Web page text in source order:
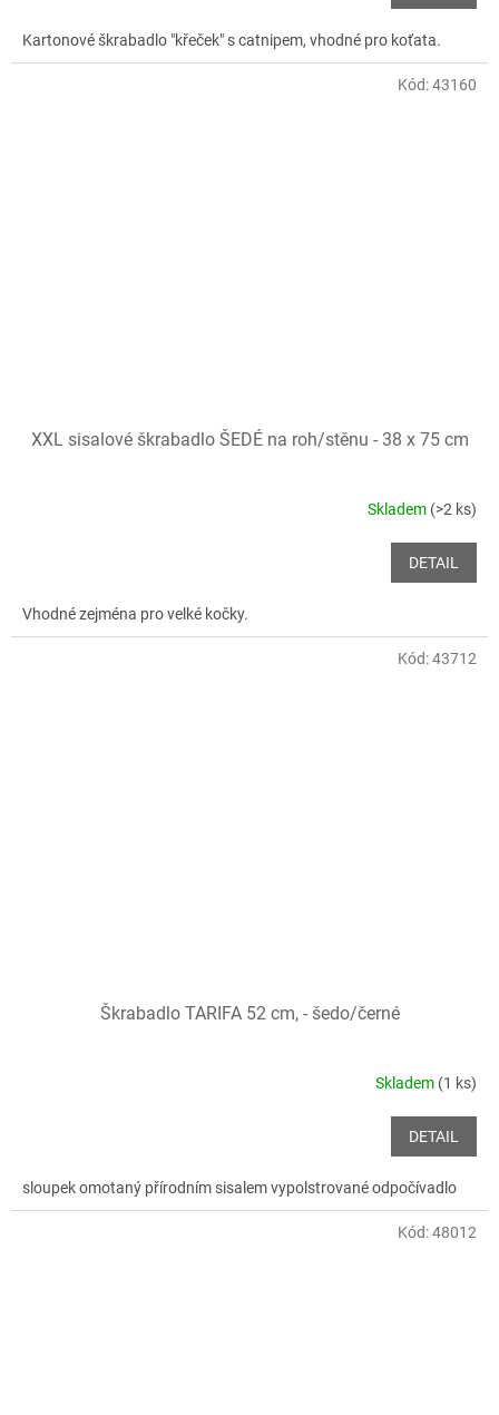
Kartonové škrabadlo "křeček" s catnipem, vhodné pro koťata.
XXL sisalové škrabadlo ŠEDÉ na roh/stěnu - 38 x 75 cm
Skladem (>2 ks)
DETAIL
Vhodné zejména pro velké kočky.
Kód:43160
Škrabadlo TARIFA 52 cm, - šedo/černé
Skladem (1 ks)
DETAIL
sloupek omotaný přírodním sisalem vypolstrované odpočívadlo
Kód:43712
Kód:48012